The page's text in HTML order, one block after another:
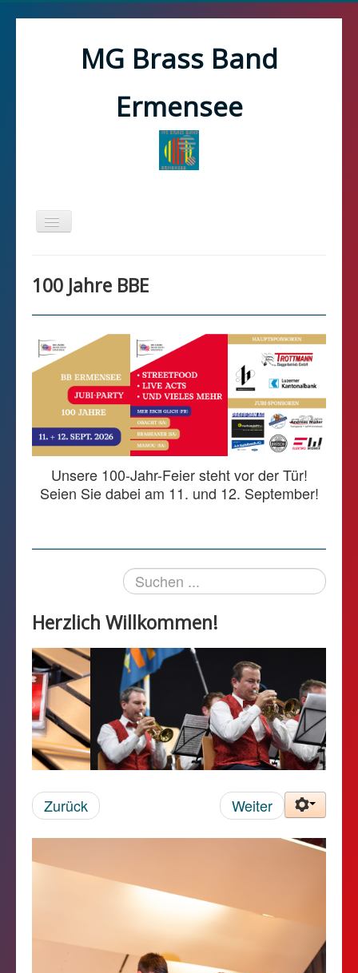
MG Brass Band
Ermensee
Toggle
100 Jahre
News
Verein
Kalender
Kontakt
Gönnerseite
100 Jahre BBE
Unsere 100-Jahr-Feier steht vor der Tür!
Seien Sie dabei am 11. und 12. September!
Suchen
...
Herzlich Willkommen!
Zurück Weiter